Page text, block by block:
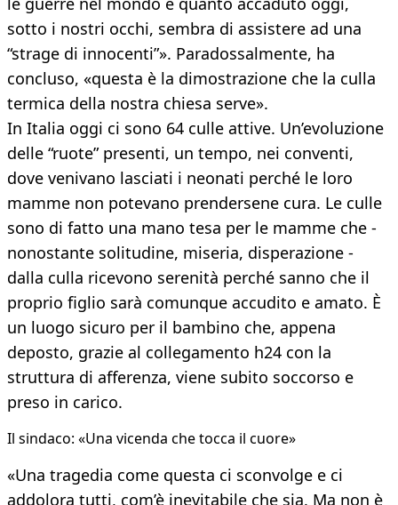
sotto i nostri occhi, sembra di assistere ad una
“strage di innocenti”». Paradossalmente, ha
concluso, «questa è la dimostrazione che la culla
termica della nostra chiesa serve».
In Italia oggi ci sono 64 culle attive. Un’evoluzione
delle “ruote” presenti, un tempo, nei conventi,
dove venivano lasciati i neonati perché le loro
mamme non potevano prendersene cura. Le culle
sono di fatto una mano tesa per le mamme che -
nonostante solitudine, miseria, disperazione -
dalla culla ricevono serenità perché sanno che il
proprio figlio sarà comunque accudito e amato. È
un luogo sicuro per il bambino che, appena
deposto, grazie al collegamento h24 con la
struttura di afferenza, viene subito soccorso e
preso in carico.
Il sindaco: «Una vicenda che tocca il cuore»
«Una tragedia come questa ci sconvolge e ci
addolora tutti, com’è inevitabile che sia. Ma non è